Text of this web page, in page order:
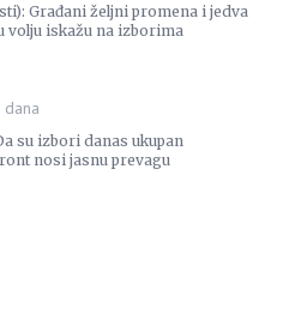
Građani željni promena i jedva
volju iskažu na izborima
su izbori danas ukupan
nosi jasnu prevagu